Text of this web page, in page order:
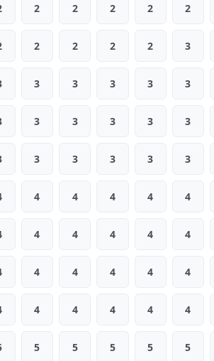
2 2 2 2 2
2 2 2 2 3
3 3 3 3 3
3 3 3 3 3
3 3 3 3 3
4 4 4 4 4
4 4 4 4 4
4 4 4 4 4
4 4 4 4 4
5 5 5 5 5